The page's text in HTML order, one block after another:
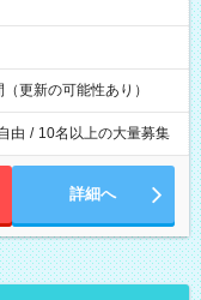
更新の可能性あり）
由 / 10名以上の大量募集
詳細へ